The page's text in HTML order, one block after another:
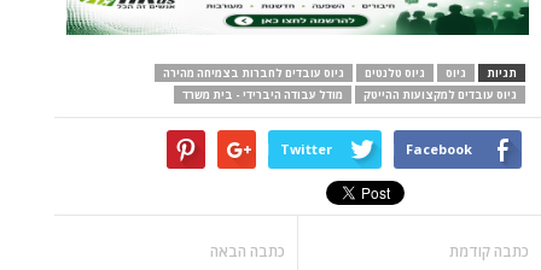
תגיות גיוס גיוס טלנטים
גיוס עובדים לחברות בצמיחה מהירה
גיוס עובדים למקצועות ההייטק
מודל עבודה היברידי - בית משרד
Facebook
Twitter
כתבה קודמת כתבה הבאה